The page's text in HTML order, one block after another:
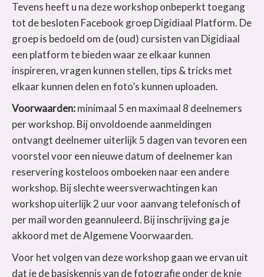
Tevens heeft u na deze workshop onbeperkt toegang
tot de besloten Facebook groep Digidiaal Platform. De
groep is bedoeld om de (oud) cursisten van Digidiaal
een platform te bieden waar ze elkaar kunnen
inspireren, vragen kunnen stellen, tips & tricks met
elkaar kunnen delen en foto’s kunnen uploaden.
Voorwaarden:minimaal 5 en maximaal 8 deelnemers
per workshop. Bij onvoldoende aanmeldingen
ontvangt deelnemer uiterlijk 5 dagen van tevoren een
voorstel voor een nieuwe datum of deelnemer kan
reservering kosteloos omboeken naar een andere
workshop. Bij slechte weersverwachtingen kan
workshop uiterlijk 2 uur voor aanvang telefonisch of
per mail worden geannuleerd. Bij inschrijving ga je
akkoord met de Algemene Voorwaarden.
Voor het volgen van deze workshop gaan we ervan uit
dat je de basiskennis van de fotografie onder de knie